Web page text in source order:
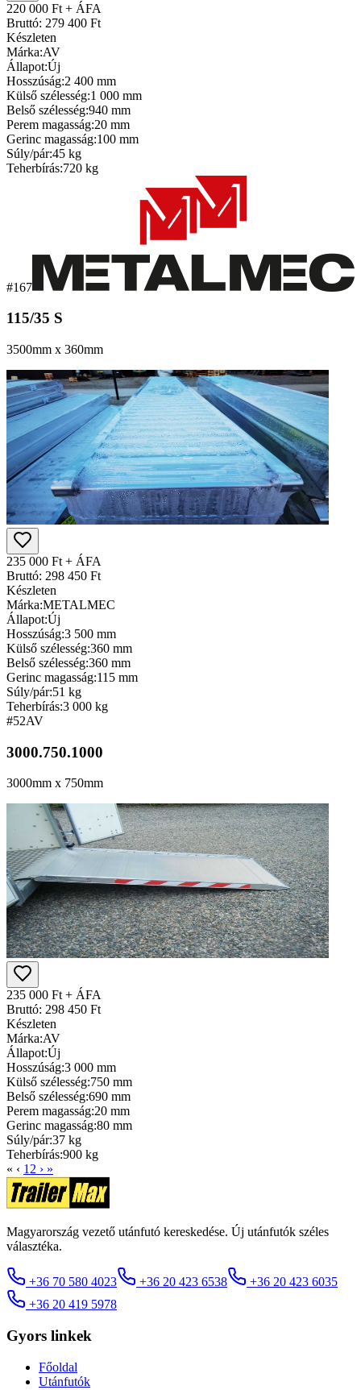
220 000 Ft + ÁFA
Bruttó: 279 400 Ft
Készleten
Márka:AV
Állapot:Új
Hosszúság:2 400 mm
Külső szélesség:1 000 mm
Belső szélesség:940 mm
Perem magasság:20 mm
Gerinc magasság:100 mm
Súly/pár:45 kg
Teherbírás:720 kg
#167
115/35 S
3500mm x 360mm
235 000 Ft + ÁFA
Bruttó: 298 450 Ft
Készleten
Márka:METALMEC
Állapot:Új
Hosszúság:3 500 mm
Külső szélesség:360 mm
Belső szélesség:360 mm
Gerinc magasság:115 mm
Súly/pár:51 kg
Teherbírás:3 000 kg
#52AV
3000.750.1000
3000mm x 750mm
235 000 Ft + ÁFA
Bruttó: 298 450 Ft
Készleten
Márka:AV
Állapot:Új
Hosszúság:3 000 mm
Külső szélesség:750 mm
Belső szélesség:690 mm
Perem magasság:20 mm
Gerinc magasság:80 mm
Súly/pár:37 kg
Teherbírás:900 kg
« ‹ 1 2 › »
Magyarország vezető utánfutó kereskedése. Új utánfutók széles
választéka.
+36 70 580 4023 +36 20 423 6538
+36 20 423 6035
+36 20 419 5978
Gyors linkek
Főoldal
Utánfutók